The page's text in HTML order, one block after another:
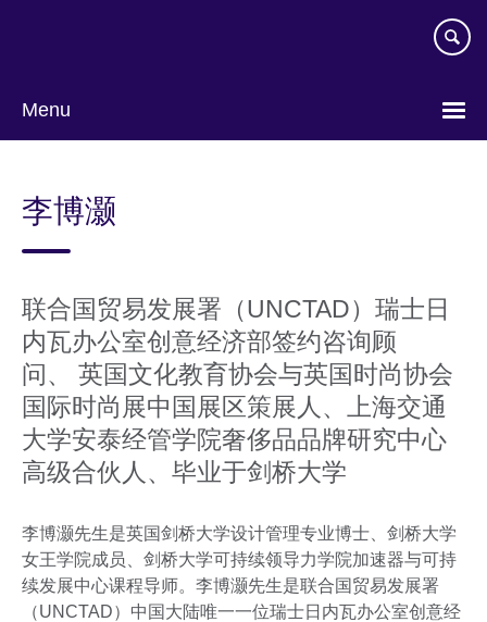
Menu
language
李博灏
联合国贸易发展署（UNCTAD）瑞⼠⽇
内⽡办公室创意经济部签约咨询顾
问、 英国⽂化教育协会与英国时尚协会
国际时尚展中国展区策展⼈、上海交通
⼤学安泰经管学院奢侈品品牌研究中⼼
⾼级合伙⼈、毕业于剑桥大学
李博灏先生是英国剑桥大学设计管理专业博士、剑桥大学
女王学院成员、剑桥大学可持续领导力学院加速器与可持
续发展中心课程导师。李博灏先生是联合国贸易发展署
（UNCTAD）中国大陆唯一一位瑞士日内瓦办公室创意经